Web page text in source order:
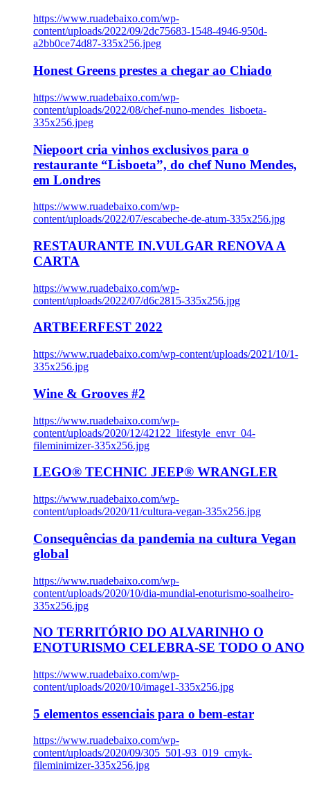
https://www.ruadebaixo.com/wp-
content/uploads/2022/09/2dc75683-1548-4946-950d-
a2bb0ce74d87-335x256.jpeg
Honest Greens prestes a chegar ao Chiado
https://www.ruadebaixo.com/wp-
content/uploads/2022/08/chef-nuno-mendes_lisboeta-
335x256.jpeg
Niepoort cria vinhos exclusivos para o
restaurante “Lisboeta”, do chef Nuno Mendes,
em Londres
https://www.ruadebaixo.com/wp-
content/uploads/2022/07/escabeche-de-atum-335x256.jpg
RESTAURANTE IN.VULGAR RENOVA A
CARTA
https://www.ruadebaixo.com/wp-
content/uploads/2022/07/d6c2815-335x256.jpg
ARTBEERFEST 2022
https://www.ruadebaixo.com/wp-content/uploads/2021/10/1-
335x256.jpg
Wine & Grooves #2
https://www.ruadebaixo.com/wp-
content/uploads/2020/12/42122_lifestyle_envr_04-
fileminimizer-335x256.jpg
LEGO® TECHNIC JEEP® WRANGLER
https://www.ruadebaixo.com/wp-
content/uploads/2020/11/cultura-vegan-335x256.jpg
Consequências da pandemia na cultura Vegan
global
https://www.ruadebaixo.com/wp-
content/uploads/2020/10/dia-mundial-enoturismo-soalheiro-
335x256.jpg
NO TERRITÓRIO DO ALVARINHO O
ENOTURISMO CELEBRA-SE TODO O ANO
https://www.ruadebaixo.com/wp-
content/uploads/2020/10/image1-335x256.jpg
5 elementos essenciais para o bem-estar
https://www.ruadebaixo.com/wp-
content/uploads/2020/09/305_501-93_019_cmyk-
fileminimizer-335x256.jpg